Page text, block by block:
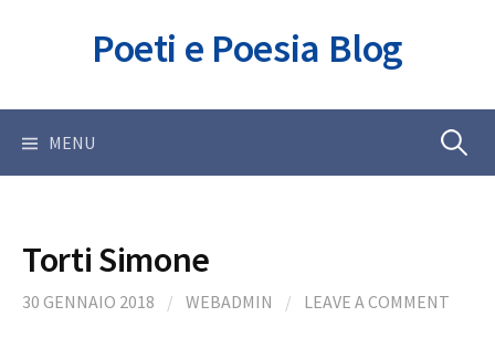
Poeti e Poesia Blog
MENU Ricerca
Torti Simone
30 GENNAIO 2018 / WEBADMIN / LEAVE A COMMENT